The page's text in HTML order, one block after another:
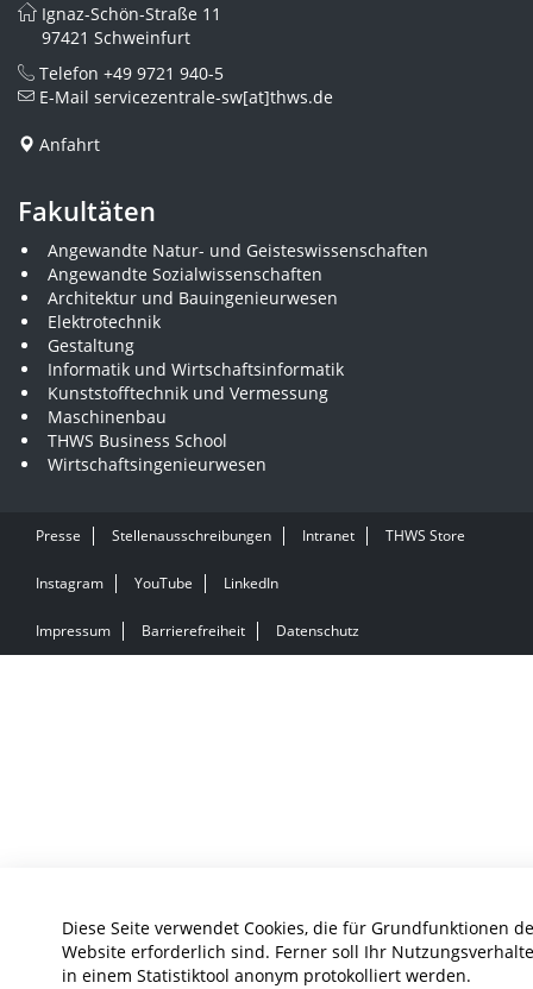
Diese Seite verwendet Cookies, die für Grundfunktionen
Website erforderlich sind. Ferner soll Ihr
in einem Statistiktool anonym protokolliert werden.
Ignaz-Schön-Straße 11
97421 Schweinfurt
Telefon +49 9721 940-5
E-Mail servicezentrale-sw[at]thws.de
Anfahrt
Fakultäten
Angewandte Natur- und Geisteswissenschaften
Angewandte Sozialwissenschaften
Architektur und Bauingenieurwesen
Elektrotechnik
Gestaltung
Informatik und Wirtschaftsinformatik
Kunststofftechnik und Vermessung
Maschinenbau
THWS Business School
Wirtschaftsingenieurwesen
Presse Stellenausschreibungen Intranet THWS Store
Instagram YouTube LinkedIn
Impressum Barrierefreiheit Datenschutz